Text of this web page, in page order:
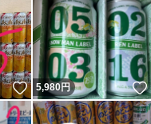
いいね！
5,980円